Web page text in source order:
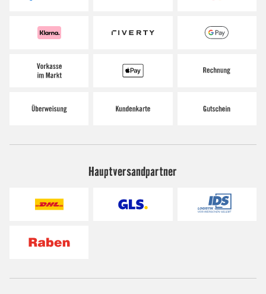
Hauptversandpartner